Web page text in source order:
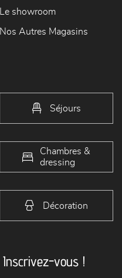
Le showroom
Nos Autres Magasins
Séjours
Chambres &
dressing
Décoration
Inscrivez-vous !